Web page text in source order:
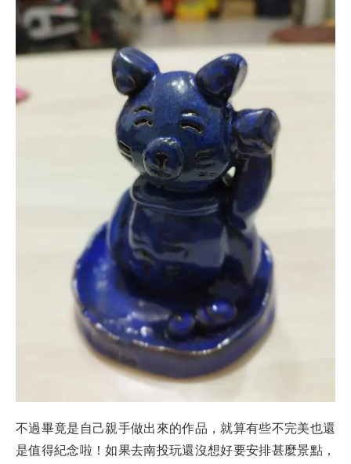
不過畢竟是自己親手做出來的作品，就算有些不完美也還
是值得紀念啦！如果去南投玩還沒想好要安排甚麼景點，